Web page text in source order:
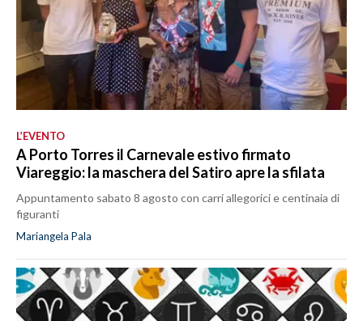
L’EVENTO
A Porto Torres il Carnevale estivo firmato
Viareggio: la maschera del Satiro apre la sfilata
Appuntamento sabato 8 agosto con carri allegorici e centinaia di
figuranti
Mariangela Pala